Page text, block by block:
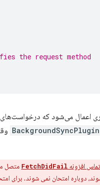
the request method
BackgroundSyncPlugin
افزونه FetchDidFail متصل
دوباره امتحان نمی شوند. برای